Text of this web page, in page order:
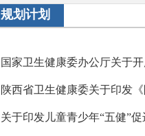
规划计划
关于印发儿童青少年“五健”